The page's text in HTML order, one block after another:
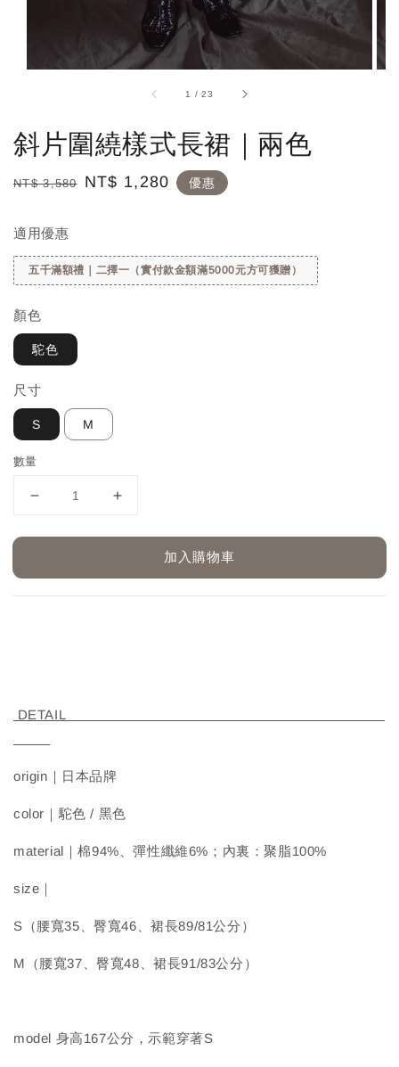
1 /23
斜片圍繞樣式長裙｜兩色
Regular
NT$ 3,580
Sale
NT$ 1,280 優惠
適用優惠
五千滿額禮｜二擇一（實付款金額滿5000元方可獲贈）
顏色
駝色
尺寸
S M
數量
加入購物車
DETAIL
origin｜日本品牌
color｜駝色 / 黑色
material｜棉94%、彈性纖維6%；內裏：聚脂100%
size｜
S（腰寬35、臀寬46、裙長89/81公分）
M（腰寬37、臀寬48、裙長91/83公分）
model 身高167公分，示範穿著S